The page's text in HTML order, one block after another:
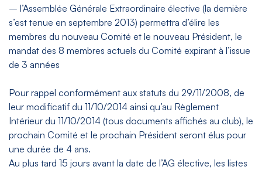
– l’Assemblée Générale Extraordinaire élective (la dernière
s’est tenue en septembre 2013) permettra d’élire les
membres du nouveau Comité et le nouveau Président, le
mandat des 8 membres actuels du Comité expirant à l’issue
de 3 années
Pour rappel conformément aux statuts du 29/11/2008, de
leur modificatif du 11/10/2014 ainsi qu’au Règlement
Intérieur du 11/10/2014 (tous documents affichés au club), le
prochain Comité et le prochain Président seront élus pour
une durée de 4 ans.
Au plus tard 15 jours avant la date de l’AG élective, les listes